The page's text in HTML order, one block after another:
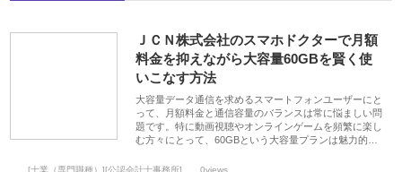
ＪＣＮ株式会社のスマホドクターで月額
料金を抑えながら大容量60GBを賢く使
いこなす方法
大容量データ通信を求めるスマートフォンユーザーにと
って、月額料金と通信容量のバランスは常に悩ましい問
題です。特に動画視聴やオンラインゲームを頻繁に楽し
む方々にとって、60GBという大容量プランは魅力的…